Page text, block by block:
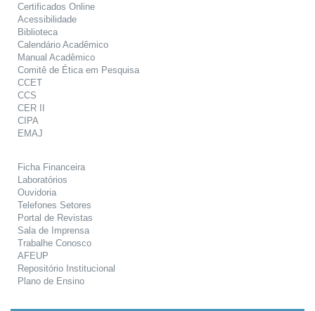
Certificados Online
Acessibilidade
Biblioteca
Calendário Acadêmico
Manual Acadêmico
Comitê de Ética em Pesquisa
CCET
CCS
CER II
CIPA
EMAJ
Ficha Financeira
Laboratórios
Ouvidoria
Telefones Setores
Portal de Revistas
Sala de Imprensa
Trabalhe Conosco
AFEUP
Repositório Institucional
Plano de Ensino